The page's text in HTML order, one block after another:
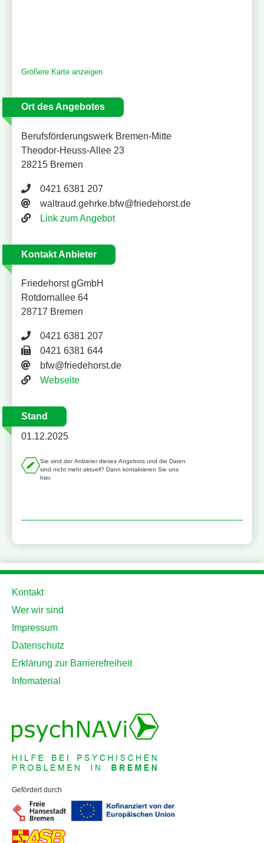
Größere Karte anzeigen
Ort des Angebotes
Berufsförderungswerk Bremen-Mitte
Theodor-Heuss-Allee 23
28215 Bremen
Telefonnummer 0421 6381 207
0421 6381 207
E-Mail Adresse
waltraud.gehrke.bfw@friedehorst.de
Website
Link zum Angebot
Kontakt Anbieter
Friedehorst gGmbH
Rotdornallee 64
28717 Bremen
Telefonnummer 0421 6381 207
0421 6381 207
Faxnummer 0421 6381 644
0421 6381 644
E-Mail-Adresse
bfw@friedehorst.de
Website
Webseite
Stand
01.12.2025
Sie sind der Anbieter dieses Angebots und die Daten
sind nicht mehr aktuell? Dann kontaktieren Sie uns
hier.
Kontakt
Wer wir sind
Impressum
Datenschutz
Erklärung zur Barrierefreiheit
Infomaterial
Gefördert durch